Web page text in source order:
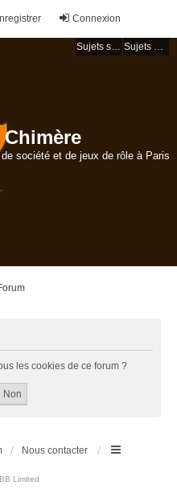
Connexion
Sujets sans réponse Sujets actifs
société et de jeux de rôle à Paris
les cookies de ce forum ?
Nous contacter
Limited